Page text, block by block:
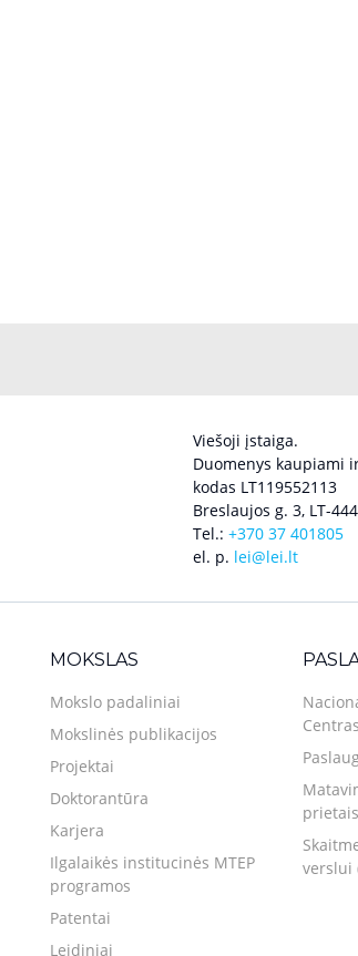
Viešoji įstaiga.
Duomenys kaupiami
kodas LT119552113
Breslaujos g. 3, LT-
Tel.: +370 37 401805
el. p. lei@lei.lt
MOKSLAS
Mokslo padaliniai
Mokslinės publikacijos
Projektai
Doktorantūra
Karjera
Ilgalaikės institucinės MTEP
programos
Patentai
Leidiniai
Centras
verslui